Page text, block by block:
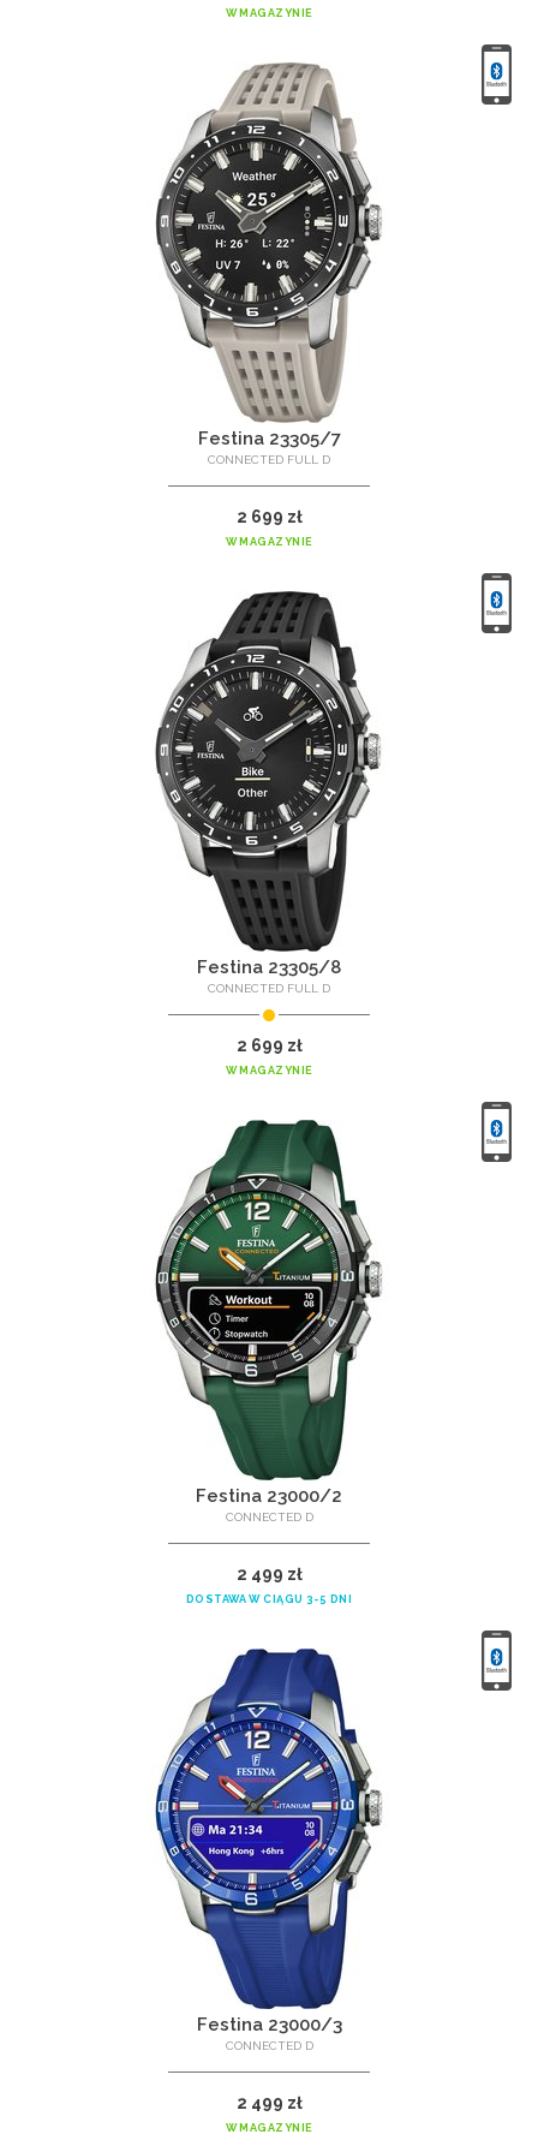
W MAGAZYNIE
Festina 23305/7
CONNECTED FULL D
2 699 zł
W MAGAZYNIE
Festina 23305/8
CONNECTED FULL D
2 699 zł
W MAGAZYNIE
Festina 23000/2
CONNECTED D
2 499 zł
DOSTAWA W CIĄGU 3-5 DNI
Festina 23000/3
CONNECTED D
2 499 zł
W MAGAZYNIE